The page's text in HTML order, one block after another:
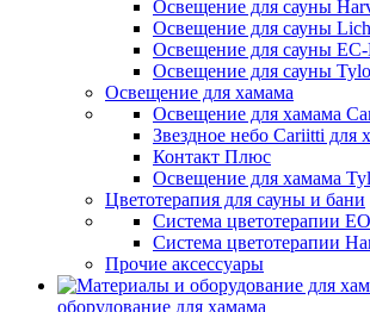
Освещение для сауны
Освещение для сауны
Освещение для сауны
Освещение для сауны Tylo
Освещение для хамама
Освещение для хамама
Звездное небо Cariitti для
Контакт Плюс
Освещение для хамама
Цветотерапия для сауны и бани
Система цветотерапии
Система цветотерапии
Прочие аксессуары
оборудование для хамама